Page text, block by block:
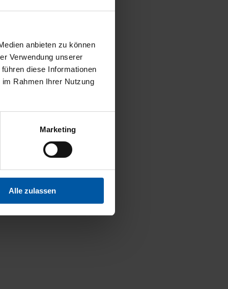
anbieten zu können
Verwendung unserer
diese Informationen
Rahmen Ihrer Nutzung
Marketing
Alle zulassen